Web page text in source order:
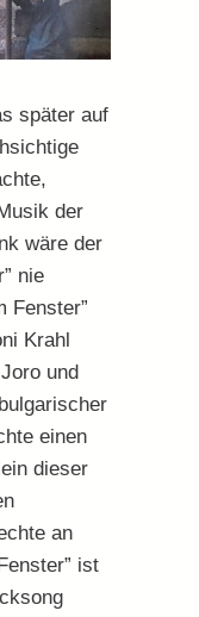
später auf
der
wäre der
nie
Fenster”
Krahl
und
einen
dieser
an
ist